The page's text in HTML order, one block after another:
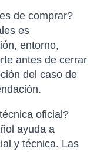
de comprar?
es
entorno,
antes de cerrar
del caso de
oficial?
ayuda a
y técnica. Las